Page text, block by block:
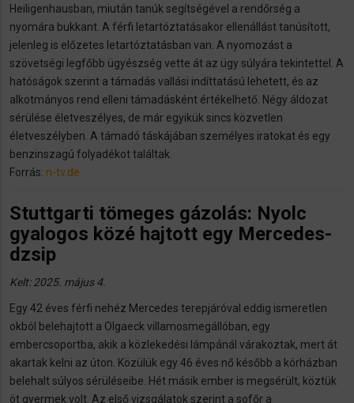
Heiligenhausban, miután tanúk segítségével a rendőrség a
nyomára bukkant. A férfi letartóztatásakor ellenállást tanúsított,
jelenleg is előzetes letartóztatásban van. A nyomozást a
szövetségi legfőbb ügyészség vette át az ügy súlyára tekintettel. A
hatóságok szerint a támadás vallási indíttatású lehetett, és az
alkotmányos rend elleni támadásként értékelhető. Négy áldozat
sérülése életveszélyes, de már egyikük sincs közvetlen
életveszélyben. A támadó táskájában személyes iratokat és egy
benzinszagú folyadékot találtak.
Forrás: n-tv.de
Stuttgarti tömeges gázolás: Nyolc
gyalogos közé hajtott egy Mercedes-
dzsip
Kelt: 2025. május 4.
Egy 42 éves férfi nehéz Mercedes terepjáróval eddig ismeretlen
okból belehajtott a Olgaeck villamosmegállóban, egy
embercsoportba, akik a közlekedési lámpánál várakoztak, mert át
akartak kelni az úton. Közülük egy 46 éves nő később a kórházban
belehalt súlyos sérüléseibe. Hét másik ember is megsérült, köztük
öt gyermek volt. Az első vizsgálatok szerint a sofőr a